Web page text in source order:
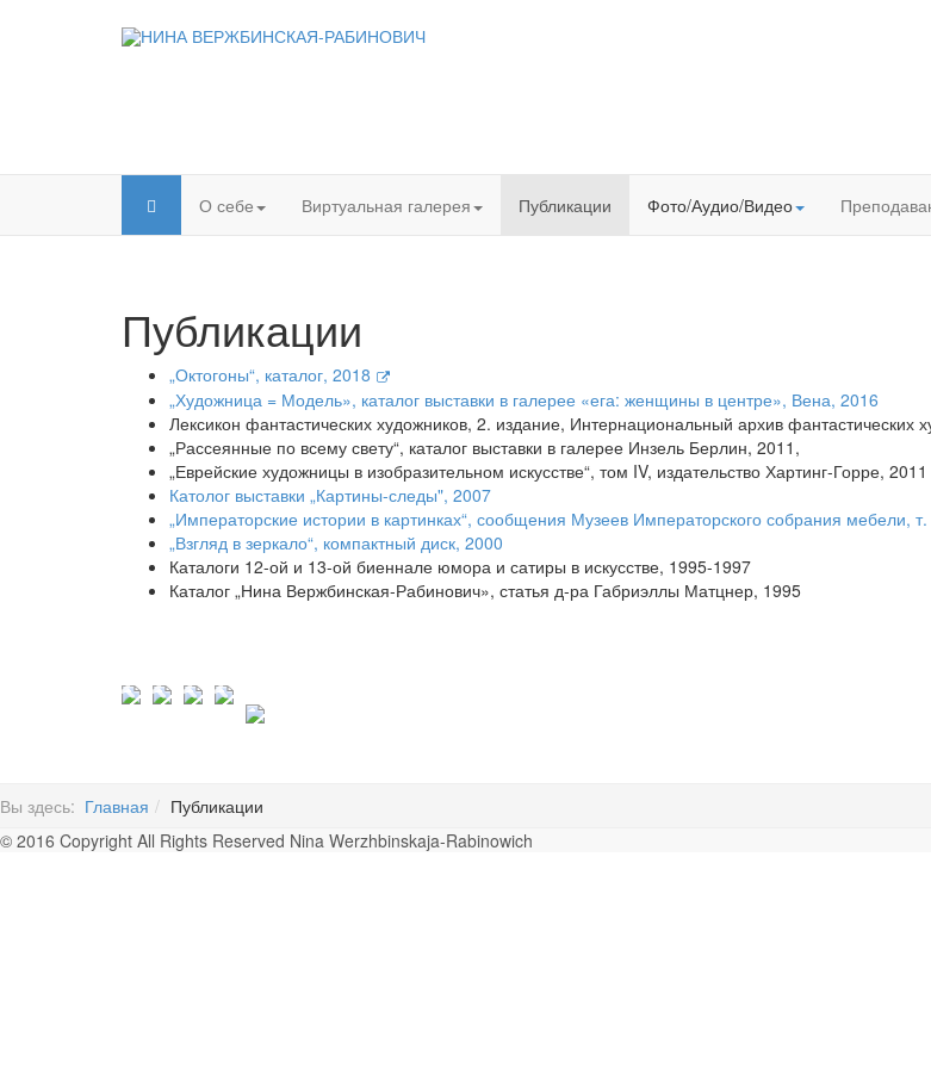
О себе Виртуальная галерея Публикации Фото/Аудио/Видео
Публикации
„Октогоны“, каталог, 2018
„Художница = Модель», каталог выставки в галерее «ега: женщины в центре», Вена, 2016
Лексикон фантастических художников, 2. издание, Интернациональный архив фантастических
„Рассеянные по всему свету“, каталог выставки в галерее Инзель Берлин, 2011,
„Еврейские художницы в изобразительном искусстве“, том IV, издательство Хартинг-Горре, 2011
Католог выставки „Картины-следы", 2007
„Императорские истории в картинках“, сообщения Музеев Императорского собрания мебели,
„Взгляд в зеркало“, компактный диск, 2000
Каталоги 12-ой и 13-ой биеннале юмора и сатиры в искусстве, 1995-1997
Каталог „Нина Вержбинская-Рабинович», статья д-ра Габриэллы Матцнер, 1995
Вы здесь: Главная
Публикации
© 2016 Copyright All Rights Reserved Nina Werzhbinskaja-Rabinowich